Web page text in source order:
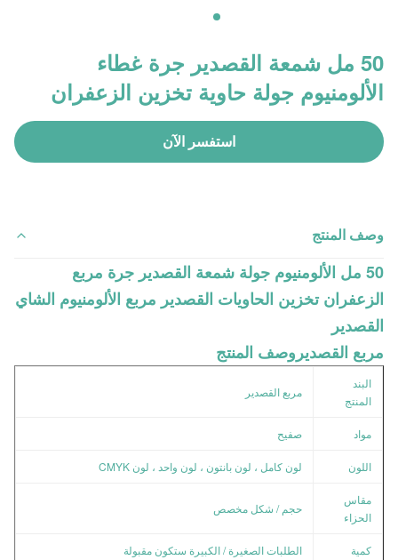
50 مل شمعة القصدير جرة غطاء
الألومنيوم جولة حاوية تخزين الزعفران
استفسر الآن
وصف المنتج
50 مل الألومنيوم جولة شمعة القصدير جرة مربع
الزعفران تخزين الحاويات القصدير مربع الألومنيوم الشاي
القصدير
مربع القصدير وصف المنتج
البند
المنتج
مربع القصدير
مواد صفيح
اللون لون كامل ، لون بانتون ، لون واحد ، لون CMYK
مقاس
الحزاء
حجم / شكل مخصص
كمية الطلبات الصغيرة / الكبيرة ستكون مقبولة